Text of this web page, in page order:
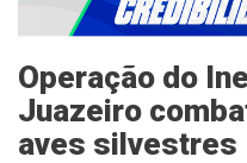
Operação do
Juazeiro
aves silvestres